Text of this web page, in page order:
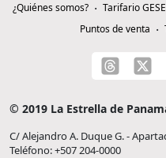
¿Quiénes somos? Tarifario GESE
Puntos de venta
© 2019 La Estrella de
C/ Alejandro A. Duque G. -
Teléfono: +507 204-0000